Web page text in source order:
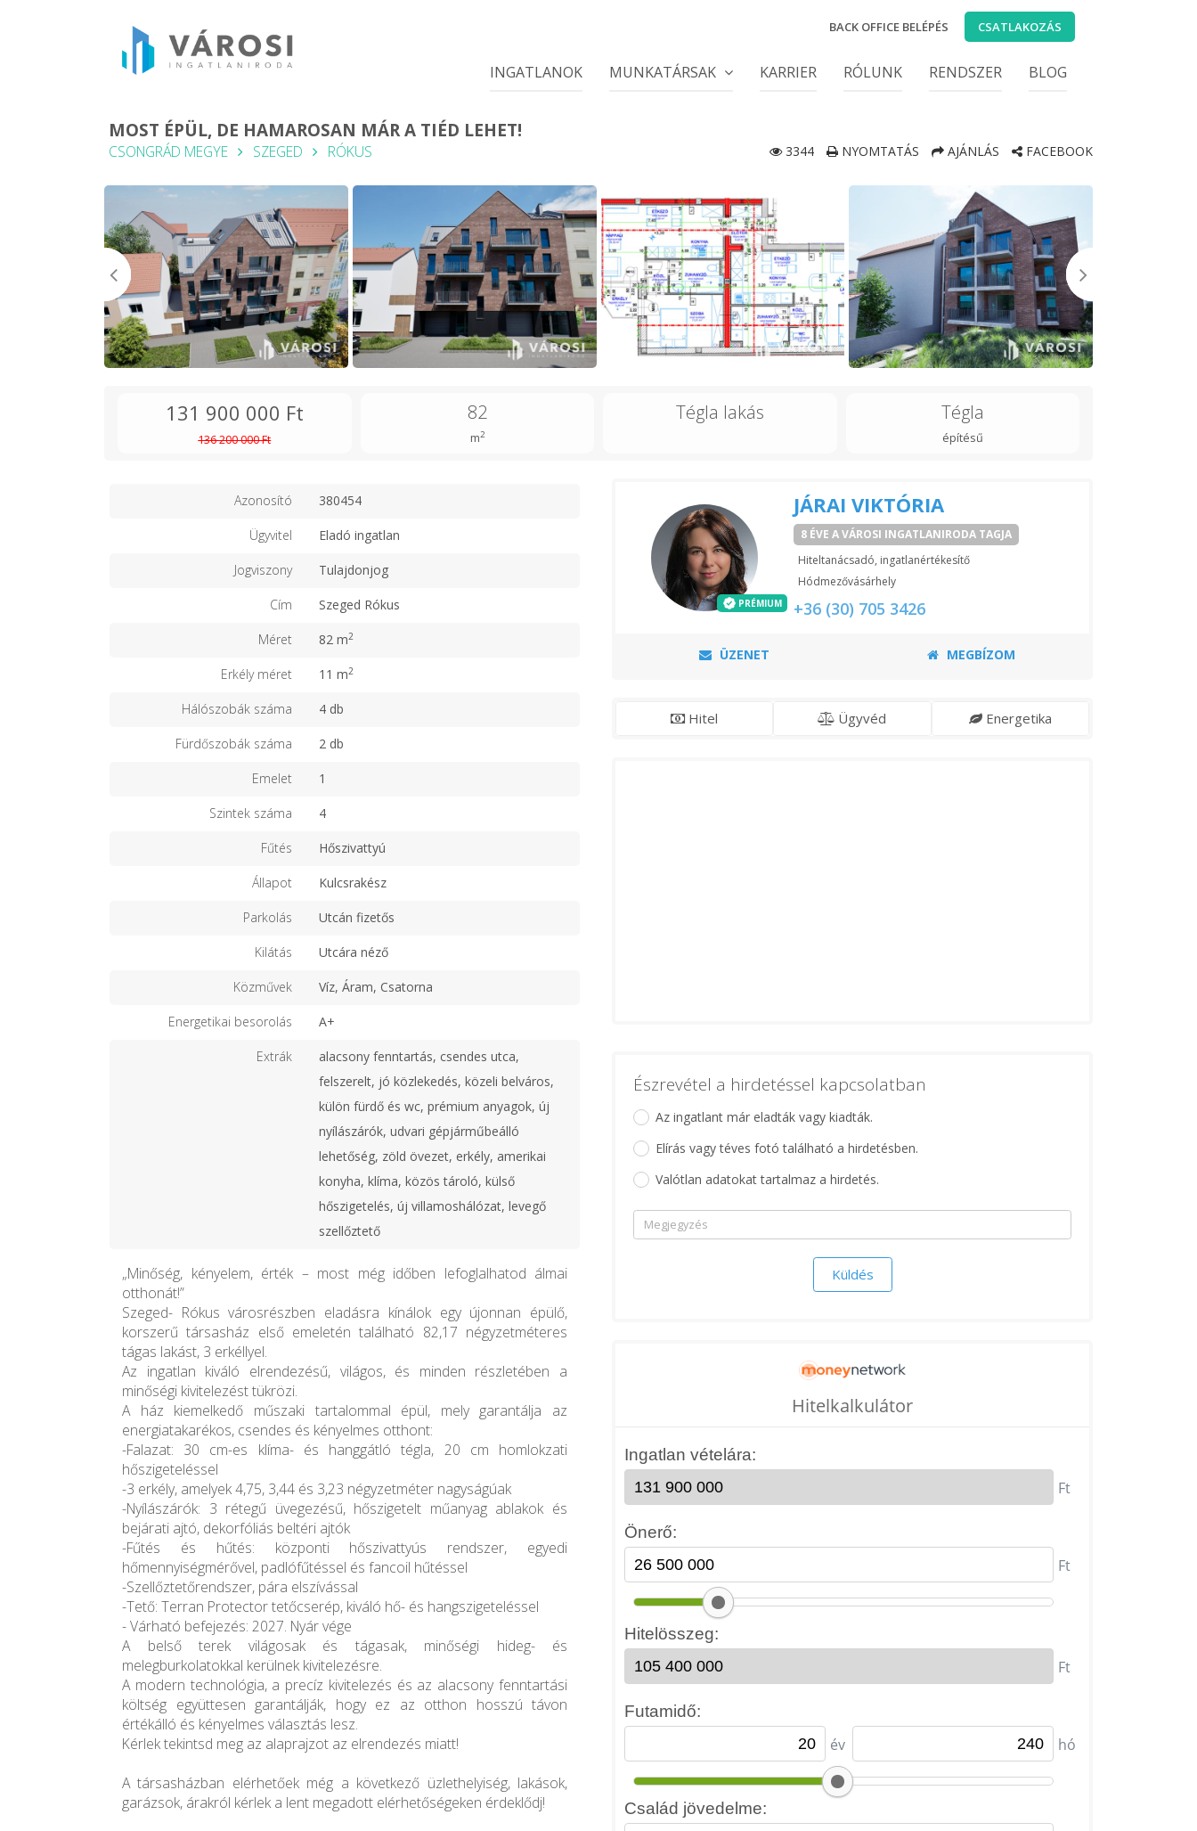
BACK OFFICE BELÉPÉS CSATLAKOZÁS
INGATLANOK MUNKATÁRSAK KARRIER RÓLUNK RENDSZER BLOG
MOST ÉPÜL, DE HAMAROSAN MÁR A TIÉD LEHET!
CSONGRÁD MEGYE SZEGED RÓKUS 3344 NYOMTATÁS AJÁNLÁS FACEBOOK
131 900 000 Ft
136 200 000 Ft
82
m2
Tégla lakás Tégla
építésű
Azonosító 380454
Ügyvitel Eladó ingatlan
Jogviszony Tulajdonjog
Cím Szeged Rókus
Méret 82 m2
Erkély méret 11 m2
Hálószobák száma 4 db
Fürdőszobák száma 2 db
Emelet 1
Szintek száma 4
Fűtés Hőszivattyú
Állapot Kulcsrakész
Parkolás Utcán fizetős
Kilátás Utcára néző
Közművek Víz, Áram, Csatorna
Energetikai besorolás A+
Extrák
alacsony fenntartás, csendes utca,
felszerelt, jó közlekedés, közeli belváros,
külön fürdő és wc, prémium anyagok, új
nyílászárók, udvari gépjárműbeálló
lehetőség, zöld övezet, erkély, amerikai
konyha, klíma, közös tároló, külső
hőszigetelés, új villamoshálózat, levegő
szellőztető
„Minőség, kényelem, érték – most még időben lefoglalhatod álmai
otthonát!”
Szeged- Rókus városrészben eladásra kínálok egy újonnan épülő,
korszerű társasház első emeletén található 82,17 négyzetméteres
tágas lakást, 3 erkéllyel.
Az ingatlan kiváló elrendezésű, világos, és minden részletében a
minőségi kivitelezést tükrözi.
A ház kiemelkedő műszaki tartalommal épül, mely garantálja az
energiatakarékos, csendes és kényelmes otthont:
-Falazat: 30 cm-es klíma- és hanggátló tégla, 20 cm homlokzati
hőszigeteléssel
-3 erkély, amelyek 4,75, 3,44 és 3,23 négyzetméter nagyságúak
-Nyílászárók: 3 rétegű üvegezésű, hőszigetelt műanyag ablakok és
bejárati ajtó, dekorfóliás beltéri ajtók
-Fűtés és hűtés: központi hőszivattyús rendszer, egyedi
hőmennyiségmérővel, padlófűtéssel és fancoil hűtéssel
-Szellőztetőrendszer, pára elszívással
-Tető: Terran Protector tetőcserép, kiváló hő- és hangszigeteléssel
- Várható befejezés: 2027. Nyár vége
A belső terek világosak és tágasak, minőségi hideg- és
melegburkolatokkal kerülnek kivitelezésre.
A modern technológia, a precíz kivitelezés és az alacsony fenntartási
költség együttesen garantálják, hogy ez az otthon hosszú távon
értékálló és kényelmes választás lesz.
Kérlek tekintsd meg az alaprajzot az elrendezés miatt!
A társasházban elérhetőek még a következő üzlethelyiség, lakások,
garázsok, árakról kérlek a lent megadott elérhetőségeken érdeklődj!
PRÉMIUM
JÁRAI VIKTÓRIA
8 ÉVE A VÁROSI INGATLANIRODA TAGJA
Hiteltanácsadó, ingatlanértékesítő
Hódmezővásárhely
+36 (30) 705 3426
ÜZENET MEGBÍZOM
Hitel Ügyvéd Energetika
Észrevétel a hirdetéssel kapcsolatban
Az ingatlant már eladták vagy kiadták.
Elírás vagy téves fotó található a hirdetésben.
Valótlan adatokat tartalmaz a hirdetés.